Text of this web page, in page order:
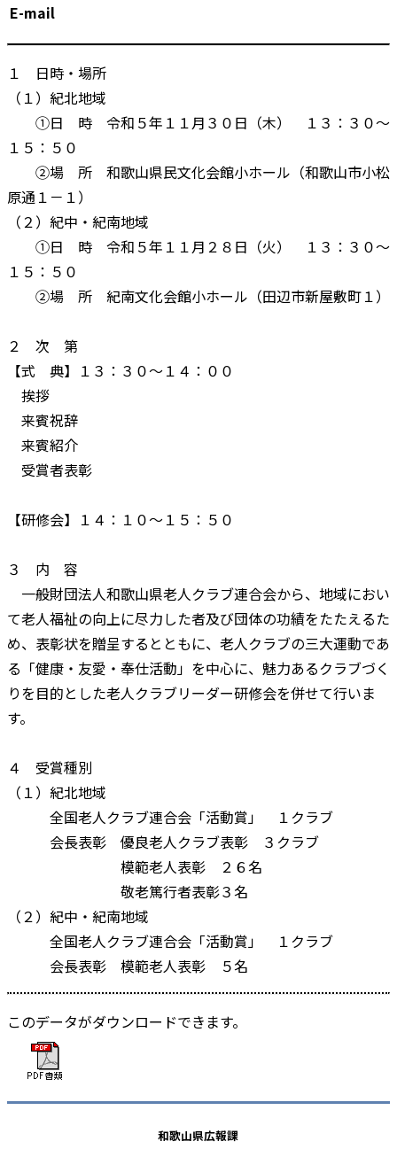
E-mail
１ 日時・場所
（１）紀北地域
①日 時 令和５年１１月３０日（木） １３：３０～
１５：５０
②場 所 和歌山県民文化会館小ホール（和歌山市小松
原通１－１）
（２）紀中・紀南地域
①日 時 令和５年１１月２８日（火） １３：３０～
１５：５０
②場 所 紀南文化会館小ホール（田辺市新屋敷町１）
２ 次 第
【式 典】１３：３０～１４：００
挨拶
来賓祝辞
来賓紹介
受賞者表彰
【研修会】１４：１０～１５：５０
３ 内 容
一般財団法人和歌山県老人クラブ連合会から、地域におい
て老人福祉の向上に尽力した者及び団体の功績をたたえるた
め、表彰状を贈呈するとともに、老人クラブの三大運動であ
る「健康・友愛・奉仕活動」を中心に、魅力あるクラブづく
りを目的とした老人クラブリーダー研修会を併せて行いま
す。
４ 受賞種別
（１）紀北地域
全国老人クラブ連合会「活動賞」 １クラブ
会長表彰 優良老人クラブ表彰 ３クラブ
模範老人表彰 ２６名
敬老篤行者表彰３名
（２）紀中・紀南地域
全国老人クラブ連合会「活動賞」 １クラブ
会長表彰 模範老人表彰 ５名
このデータがダウンロードできます。
和歌山県広報課